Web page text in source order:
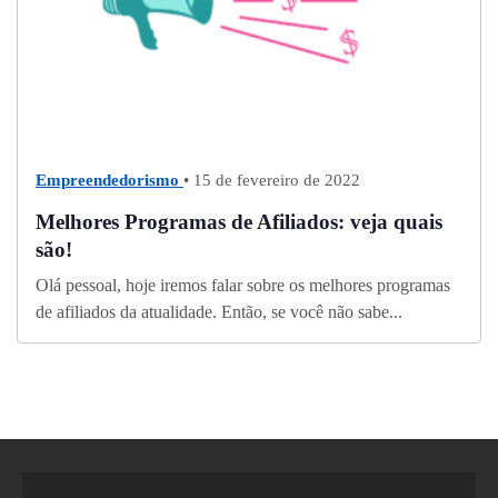
Empreendedorismo • 15 de fevereiro de 2022
Melhores Programas de Afiliados: veja quais
são!
Olá pessoal, hoje iremos falar sobre os melhores programas
de afiliados da atualidade. Então, se você não sabe...